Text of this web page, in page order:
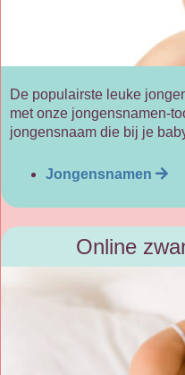
De populairste leuke
met onze jongensnamen-
jongensnaam die bij je
Jongensnamen
Online